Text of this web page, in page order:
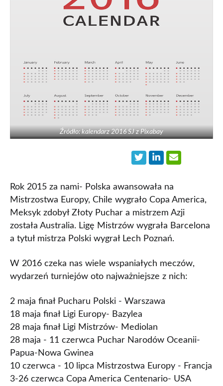
Źródło: kalendarz 2016 SJ z Pixabay
Rok 2015 za nami- Polska awansowała na
Mistrzostwa Europy, Chile wygrało Copa America,
Meksyk zdobył Złoty Puchar a mistrzem Azji
została Australia. Ligę Mistrzów wygrała Barcelona
a tytuł mistrza Polski wygrał Lech Poznań.
W 2016 czeka nas wiele wspaniałych meczów,
wydarzeń turniejów oto najważniejsze z nich:
2 maja finał Pucharu Polski - Warszawa
18 maja finał Ligi Europy- Bazylea
28 maja finał Ligi Mistrzów- Mediolan
28 maja - 11 czerwca Puchar Narodów Oceanii-
Papua-Nowa Gwinea
10 czerwca - 10 lipca Mistrzostwa Europy - Francja
3-26 czerwca Copa America Centenario- USA